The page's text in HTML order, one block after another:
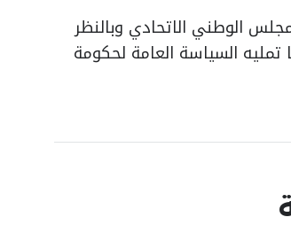
الوطني الاتحادي وبالنظر
السياسة العامة لحكومة